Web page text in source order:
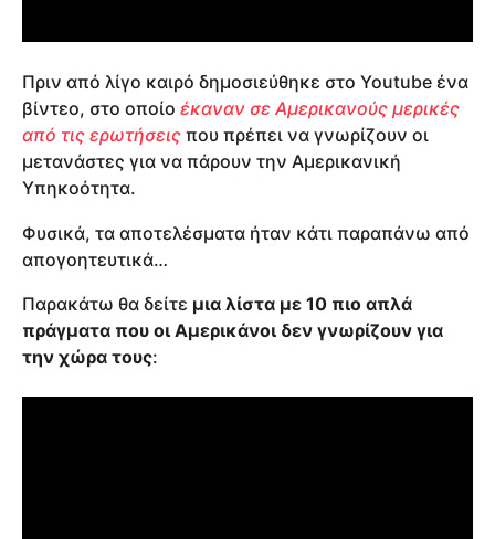
Πριν από λίγο καιρό δημοσιεύθηκε στο Youtube ένα
βίντεο, στο οποίο έκαναν σε Αμερικανούς μερικές
από τις ερωτήσεις που πρέπει να γνωρίζουν οι
μετανάστες για να πάρουν την Αμερικανική
Υπηκοότητα.
Φυσικά, τα αποτελέσματα ήταν κάτι παραπάνω από
απογοητευτικά…
Παρακάτω θα δείτε μια λίστα με 10 πιο απλά
πράγματα που οι Αμερικάνοι δεν γνωρίζουν για
την χώρα τους: